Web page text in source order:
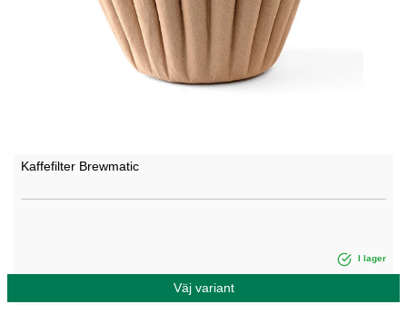
Kaffefilter Brewmatic
I lager
Väj variant